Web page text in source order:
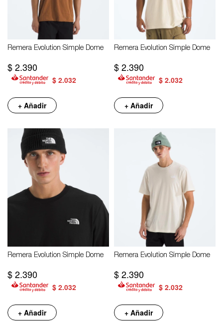
Remera Evolution Simple Dome
$2.390
$ 2.032
+ Añadir
Remera Evolution Simple Dome
$2.390
$ 2.032
+ Añadir
Remera Evolution Simple Dome
$2.390
$ 2.032
+ Añadir
Remera Evolution Simple Dome
$2.390
$ 2.032
+ Añadir